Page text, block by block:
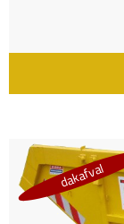
dakafval